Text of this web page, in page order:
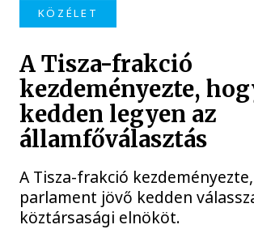
KÖZÉLET
A Tisza-frakció
kezdeményezte,
kedden legyen az
államfőválasztás
A Tisza-frakció
parlament jövő kedden
köztársasági elnököt.